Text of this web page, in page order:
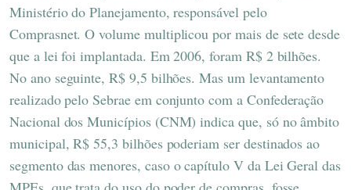
Ministério do Planejamento, responsável pelo
Comprasnet. O volume multiplicou por mais de sete desde
que a lei foi implantada. Em 2006, foram R$ 2 bilhões.
No ano seguinte, R$ 9,5 bilhões. Mas um levantamento
realizado pelo Sebrae em conjunto com a Confederação
Nacional dos Municípios (CNM) indica que, só no âmbito
municipal, R$ 55,3 bilhões poderiam ser destinados ao
segmento das menores, caso o capítulo V da Lei Geral das